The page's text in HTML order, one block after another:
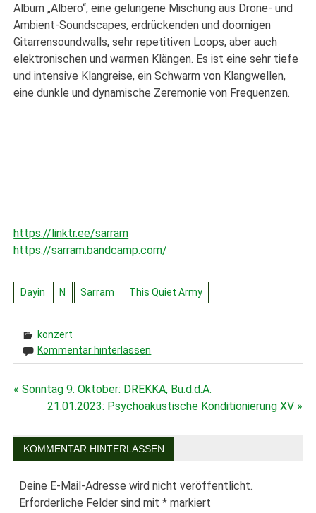
Album „Albero“, eine gelungene Mischung aus Drone- und
Ambient-Soundscapes, erdrückenden und doomigen
Gitarrensoundwalls, sehr repetitiven Loops, aber auch
elektronischen und warmen Klängen. Es ist eine sehr tiefe
und intensive Klangreise, ein Schwarm von Klangwellen,
eine dunkle und dynamische Zeremonie von Frequenzen.
https://linktr.ee/sarram
https://sarram.bandcamp.com/
Dayin N Sarram This Quiet Army
konzert
Kommentar hinterlassen
Beitragsnavigation
« Sonntag 9. Oktober: DREKKA, Bu.d.d.A.
21.01.2023: Psychoakustische Konditionierung XV »
KOMMENTAR HINTERLASSEN
Deine E-Mail-Adresse wird nicht veröffentlicht.
Erforderliche Felder sind mit* markiert